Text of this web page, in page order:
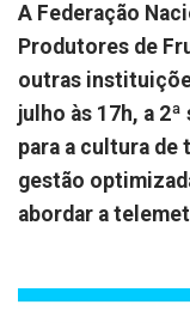
A Federação
Produtores de
outras
julho às 17h, a
para a cultura
gestão
abordar a